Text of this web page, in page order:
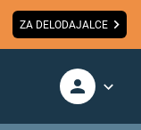
ZA DELODAJALCE